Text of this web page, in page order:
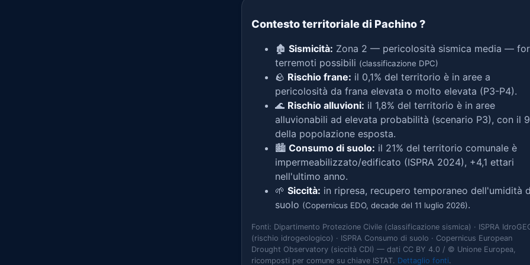
Contesto territoriale di Pachino?
🏚️ Sismicità: Zona 2 — pericolosità sismica media —
terremoti possibili (classificazione DPC)
🪨 Rischio frane: il 0,1% del territorio è in aree a
pericolosità da frana elevata o molto elevata (P3-P4).
🌊 Rischio alluvioni: il 1,8% del territorio è in aree
alluvionabili ad elevata probabilità (scenario P3), con il
della popolazione esposta.
🏙️ Consumo di suolo: il 21% del territorio comunale è
impermeabilizzato/edificato (ISPRA 2024), +4,1 ettari
nell'ultimo anno.
🌱 Siccità: in ripresa, recupero temporaneo dell'umidità
suolo (Copernicus EDO, decade del 11 luglio 2026).
Fonti: Dipartimento Protezione Civile (classificazione sismica) · ISPRA
(rischio idrogeologico) · ISPRA Consumo di suolo · Copernicus European
Drought Observatory (siccità CDI) — dati CC BY 4.0 / © Unione Europea,
ricomposti per comune su chiave ISTAT. Dettaglio fonti.